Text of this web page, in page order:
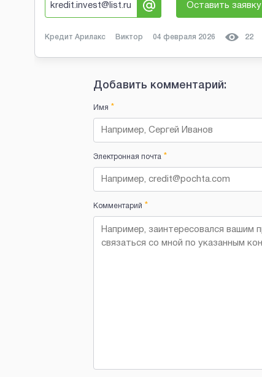
kredit.invest@list.ru Оставить заявку
Кредит Арилакс Виктор 04 февраля 2026 22
Добавить комментарий:
Имя *
Электронная почта*
Комментарий *